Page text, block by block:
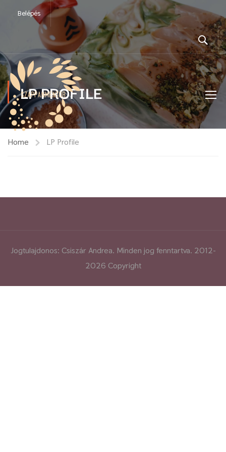
Belépés
LP PROFILE
Home LP Profile
Jogtulajdonos: Csiszár Andrea. Minden jog fenntartva. 2012-
2026 Copyright